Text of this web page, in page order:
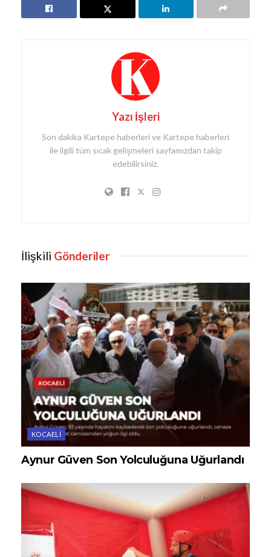
Yazı İşleri
Son dakika Kartepe haberleri ve Kartepe haberleri
ile ilgili tüm sıcak gelişmeleri sayfamızdan takip
edebilirsiniz.
İlişkili Gönderiler
KOCAELI
Aynur Güven Son Yolculuğuna Uğurlandı